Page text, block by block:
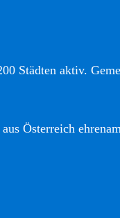
Städten aktiv.
Österreich